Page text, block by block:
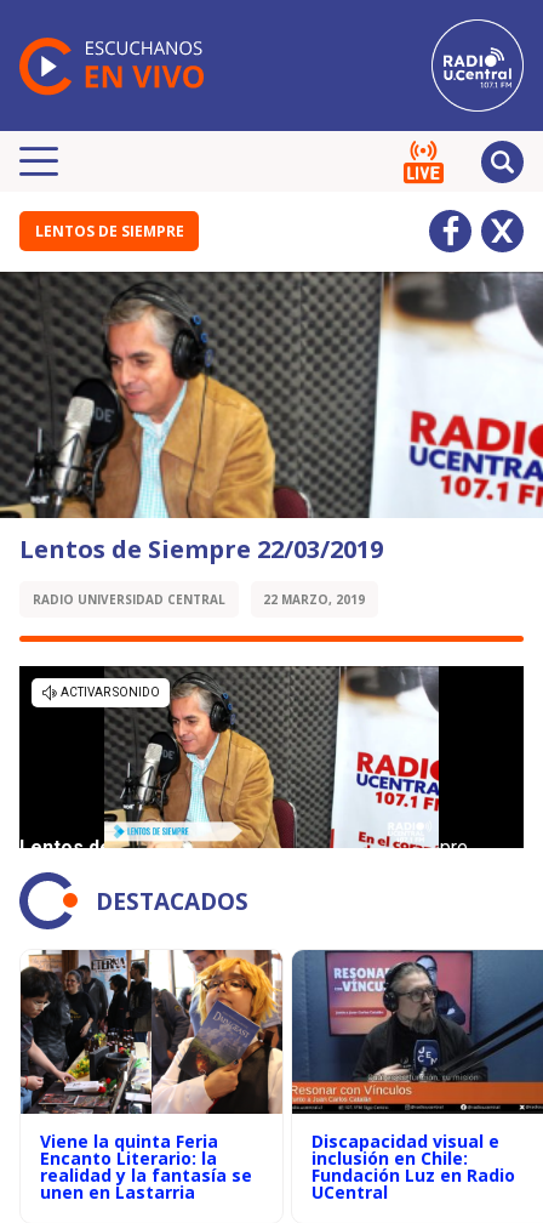
LENTOS DE SIEMPRE
Lentos de Siempre 22/03/2019
RADIO UNIVERSIDAD CENTRAL 22 MARZO, 2019
DESTACADOS
Viene la quinta Feria
Encanto Literario: la
realidad y la fantasía se
unen en Lastarria
Discapacidad visual e
inclusión en Chile:
Fundación Luz en Radio
UCentral